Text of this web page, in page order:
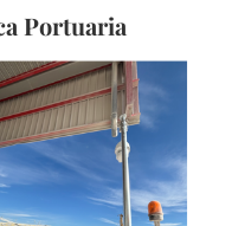
Portuaria